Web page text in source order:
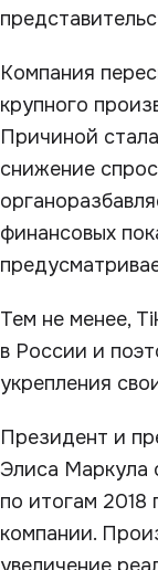
Компания
крупного
Причиной
снижение
финансовых
Тем не менее,
в России и
укрепления
Президент и
Элиcа Маркула
по итогам 2018
компании.